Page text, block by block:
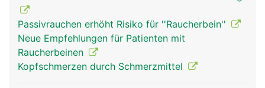
Passivrauchen erhöht Risiko für ''Raucherbein''
Neue Empfehlungen für Patienten mit
Raucherbeinen
Kopfschmerzen durch Schmerzmittel